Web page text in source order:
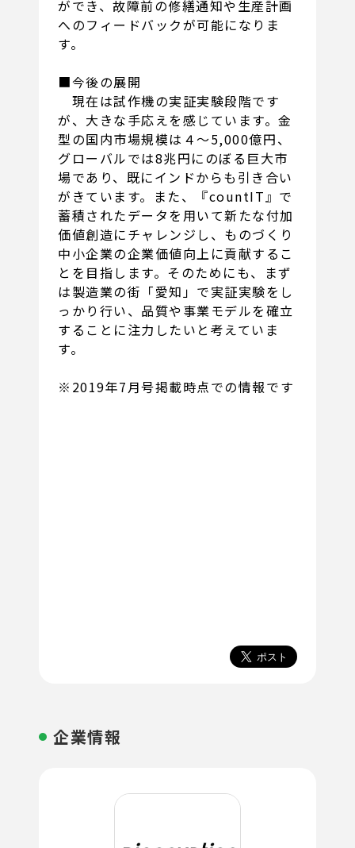
ができ、故障前の修繕通知や生産計画
へのフィードバックが可能になりま
す。
■今後の展開
現在は試作機の実証実験段階です
が、大きな手応えを感じています。金
型の国内市場規模は４～5,000億円、
グローバルでは8兆円にのぼる巨大市
場であり、既にインドからも引き合い
がきています。また、『countIT』で
蓄積されたデータを用いて新たな付加
価値創造にチャレンジし、ものづくり
中小企業の企業価値向上に貢献するこ
とを目指します。そのためにも、まず
は製造業の街「愛知」で実証実験をし
っかり行い、品質や事業モデルを確立
することに注力したいと考えていま
す。
※2019年7月号掲載時点での情報です
企業情報